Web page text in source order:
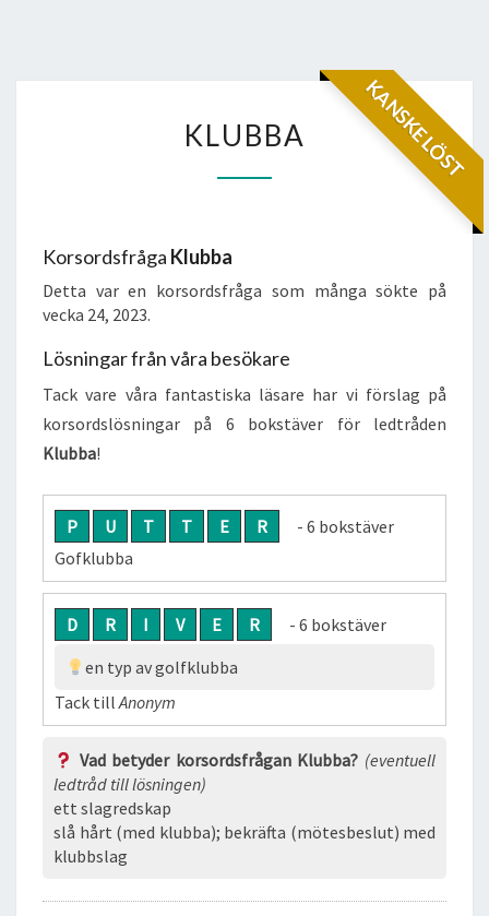
KANSKE LÖST
KLUBBA
Korsordsfråga Klubba
Detta var en korsordsfråga som många sökte på
vecka 24, 2023.
Lösningar från våra besökare
Tack vare våra fantastiska läsare har vi förslag på
korsordslösningar på 6 bokstäver för ledtråden
Klubba!
P U T T E R
- 6 bokstäver
Gofklubba
D R I V E R
- 6 bokstäver
en typ av golfklubba
Tack tillAnonym
Vad betyder korsordsfrågan Klubba? (eventuell
ledtråd till lösningen)
ett slagredskap
slå hårt (med klubba); bekräfta (mötesbeslut) med
klubbslag